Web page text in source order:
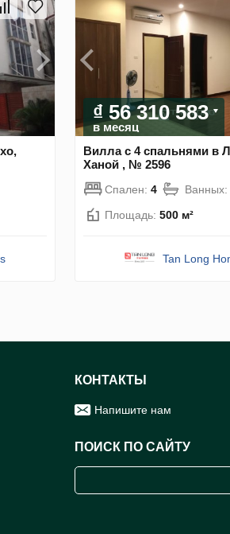
₫ 56 310 583
в месяц
Вилла с 4 спальнями в
Ханой , № 2596
Спален: 4 Ванных:
Площадь: 500 м²
Tan Long
КОНТАКТЫ
Напишите нам
ПОИСК ПО САЙТУ